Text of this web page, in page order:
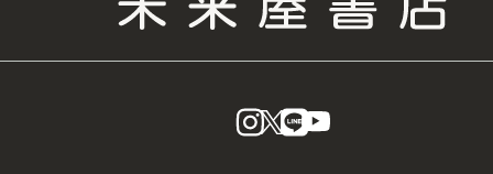
instagram
X LINE